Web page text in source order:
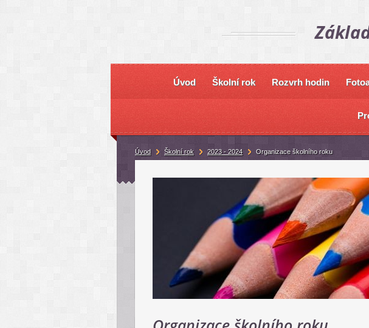
Úvod Školní rok Rozvrh hodin
Úvod Školní rok 2023 - 2024 Organizace školního roku